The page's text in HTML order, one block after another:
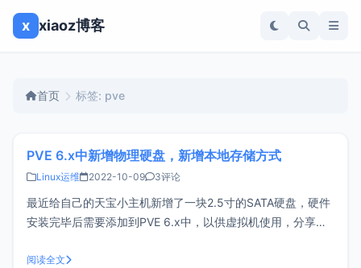
x xiaoz博客
首页 标签: pve
PVE 6.x中新增物理硬盘，新增本地存储方式
Linux运维 2022-10-09 3评论
最近给自己的天宝小主机新增了一块2.5寸的SATA硬盘，硬件
安装完毕后需要添加到PVE 6.x中，以供虚拟机使用，分享下
找到您新增的硬盘，比如我这里是/dev/sda接下来将这块硬盘
阅读全文